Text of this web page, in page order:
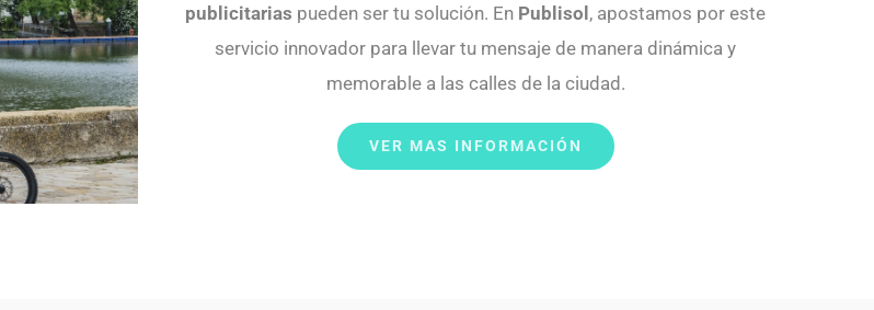
publicitarias pueden ser tu solución. En Publisol, apostamos por este
servicio innovador para llevar tu mensaje de manera dinámica y
memorable a las calles de la ciudad.
VER MAS INFORMACIÓN